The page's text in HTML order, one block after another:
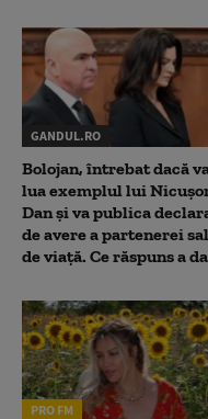
GANDUL.RO
Bolojan, întrebat dacă
lua exemplul lui
Dan și va publica
de avere a partenerei
de viață. Ce răspuns a
PRO FM